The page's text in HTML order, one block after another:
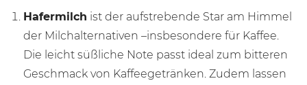
Hafermilch ist der aufstrebende Star am Himmel
der Milchalternativen –insbesondere für Kaffee.
Die leicht süßliche Note passt ideal zum bitteren
Geschmack von Kaffeegetränken. Zudem lassen